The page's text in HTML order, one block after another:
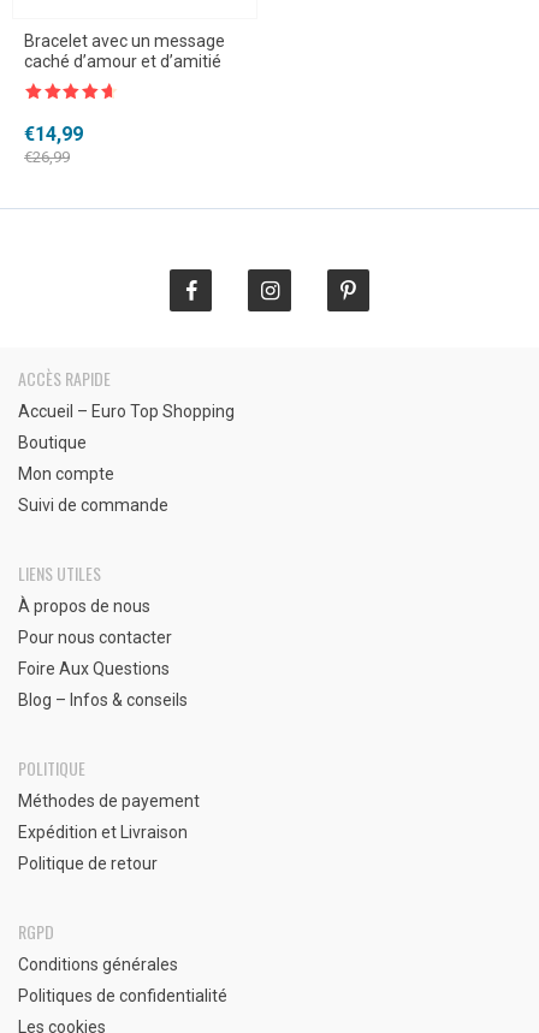
Bracelet avec un message
caché d’amour et d’amitié
€26,99
Le
prix
€14,99
Le
prix
ACCÈS RAPIDE
Accueil – Euro Top Shopping
Boutique
Mon compte
Suivi de commande
LIENS UTILES
À propos de nous
Pour nous contacter
Foire Aux Questions
Blog – Infos & conseils
POLITIQUE
Méthodes de payement
Expédition et Livraison
Politique de retour
RGPD
Conditions générales
Politiques de confidentialité
Les cookies